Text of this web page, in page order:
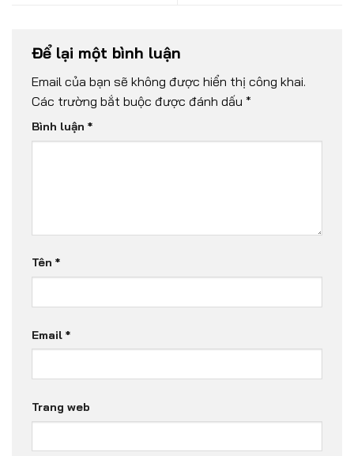
Để lại một bình luận
Email của bạn sẽ không được hiển thị công khai.
Các trường bắt buộc được đánh dấu *
Bình luận *
Tên *
Email *
Trang web